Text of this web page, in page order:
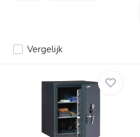
Vergelijk